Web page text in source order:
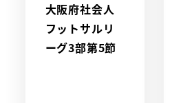
大阪府社会人
フットサルリ
ーグ3部第5節